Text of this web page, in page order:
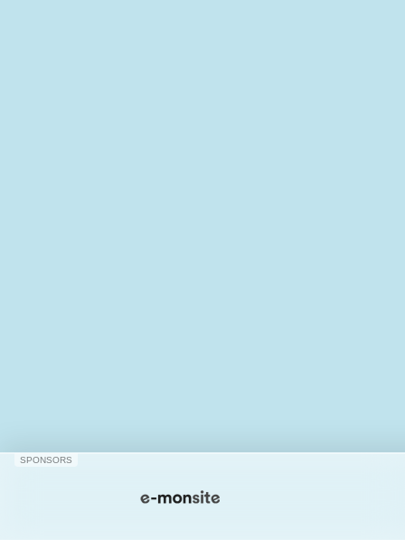
SPONSORS